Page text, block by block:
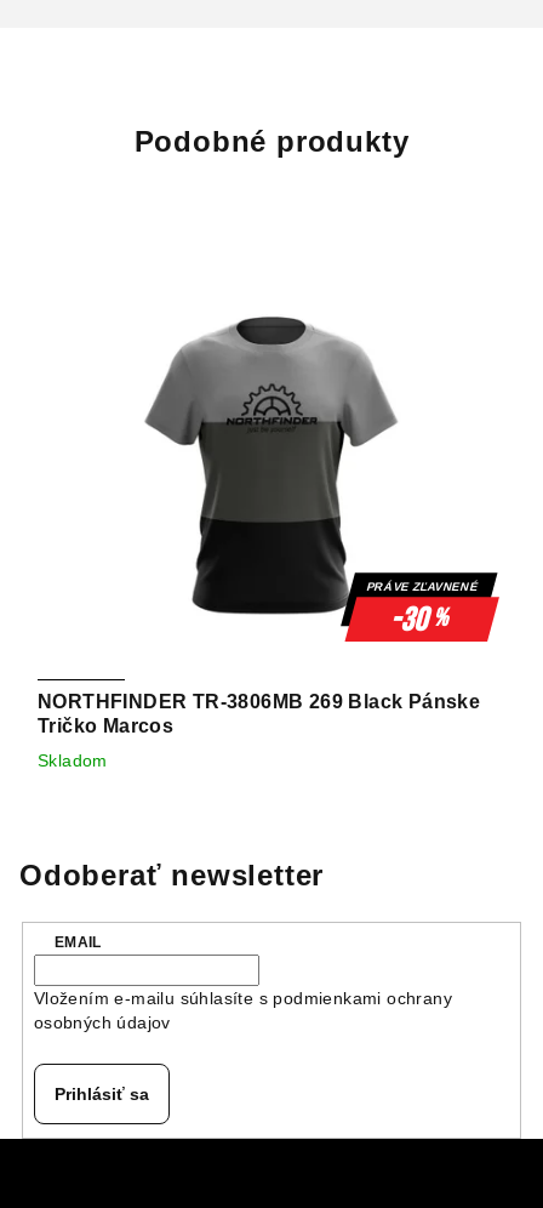
Podobné produkty
PRÁVE ZĽAVNENÉ
-30%
NORTHFINDER TR-3806MB 269 Black Pánske
Tričko Marcos
Skladom
Odoberať newsletter
EMAIL
Vložením e-mailu súhlasíte s podmienkami ochrany
osobných údajov
Prihlásiť sa